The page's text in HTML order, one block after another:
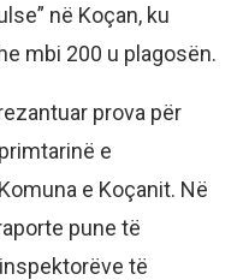
në Koçan, ku
mbi 200 u plagosën.
prova për
e
e Koçanit. Në
pune të
të